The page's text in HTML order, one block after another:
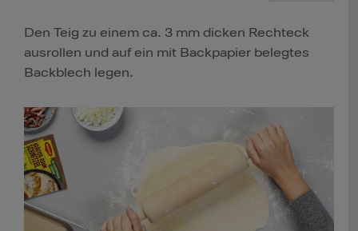
Den Teig zu einem ca. 3 mm dicken Rechteck
ausrollen und auf ein mit Backpapier belegtes
Backblech legen.